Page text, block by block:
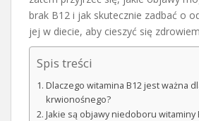
brak B12 i jak skutecznie zadbać o
jej w diecie, aby cieszyć się
Spis treści
Dlaczego witamina B12 jest ważna
krwionośnego?
Jakie są objawy niedoboru witaminy